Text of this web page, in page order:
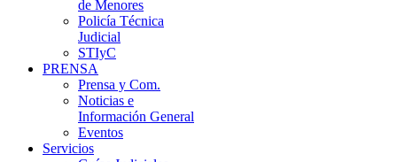
de Menores
Policía Técnica
Judicial
STIyC
PRENSA
Prensa y Com.
Noticias e
Información General
Eventos
Servicios